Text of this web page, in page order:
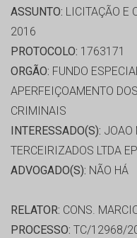
ASSUNTO: LICITAÇÃO E
2016
PROTOCOLO: 1763171
ORGÃO: FUNDO
APERFEIÇOAMENTO
CRIMINAIS
INTERESSADO(S): JOAO
TERCEIRIZADOS LTDA
ADVOGADO(S): NÃO HÁ
RELATOR: CONS.
PROCESSO: TC/12968/